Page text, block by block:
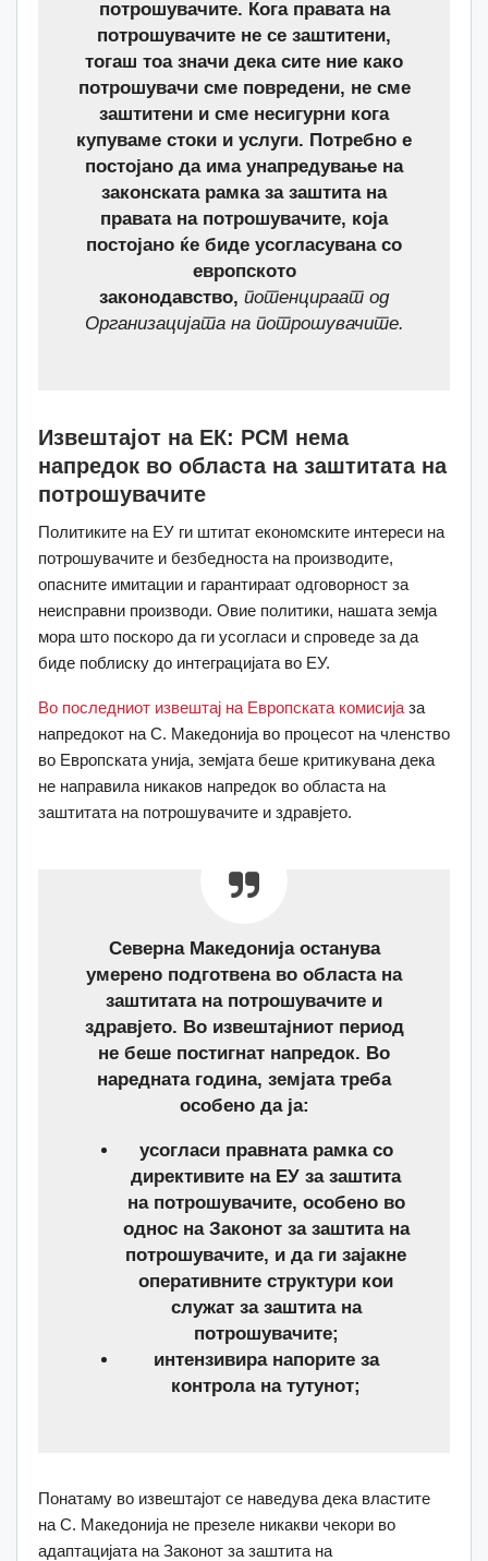
потрошувачите. Кога правата на
потрошувачите не се заштитени,
тогаш тоа значи дека сите ние како
потрошувачи сме повредени, не сме
заштитени и сме несигурни кога
купуваме стоки и услуги. Потребно е
постојано да има унапредување на
законската рамка за заштита на
правата на потрошувачите, која
постојано ќе биде усогласувана со
европското
законодавство, потенцираат од
Организацијата на потрошувачите.
Извештајот на ЕК: РСМ нема
напредок во областа на заштитата на
потрошувачите
Политиките на ЕУ ги штитат економските интереси на
потрошувачите и безбедноста на производите,
опасните имитации и гарантираат одговорност за
неисправни производи. Овие политики, нашата земја
мора што поскоро да ги усогласи и спроведе за да
биде поблиску до интеграцијата во ЕУ.
Во последниот извештај на Европската комисија за
напредокот на С. Македонија во процесот на членство
во Европската унија, земјата беше критикувана дека
не направила никаков напредок во областа на
заштитата на потрошувачите и здравјето.
Северна Македонија останува
умерено подготвена во областа на
заштитата на потрошувачите и
здравјето. Во извештајниот период
не беше постигнат напредок. Во
наредната година, земјата треба
особено да ја:
усогласи правната рамка со
директивите на ЕУ за заштита
на потрошувачите, особено во
однос на Законот за заштита на
потрошувачите, и да ги зајакне
оперативните структури кои
служат за заштита на
потрошувачите;
интензивира напорите за
контрола на тутунот;
Понатаму во извештајот се наведува дека властите
на С. Македонија не презеле никакви чекори во
адаптацијата на Законот за заштита на